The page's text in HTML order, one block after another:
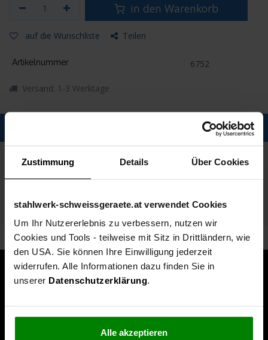
Zustimmung Details Über Cookies
stahlwerk-schweissgeraete.at verwendet Cookies
Um Ihr Nutzererlebnis zu verbessern, nutzen wir
Cookies und Tools - teilweise mit Sitz in Drittländern, wie
den USA. Sie können Ihre Einwilligung jederzeit
widerrufen. Alle Informationen dazu finden Sie in
unserer Datenschutzerklärung.
Alle akzeptieren
in den Warenkorb
auf die Wunschliste Teilen
Artikelnummer 6752
Versand: 1-3 Werktage